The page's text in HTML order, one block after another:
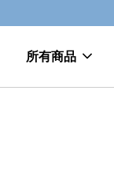
所有商品